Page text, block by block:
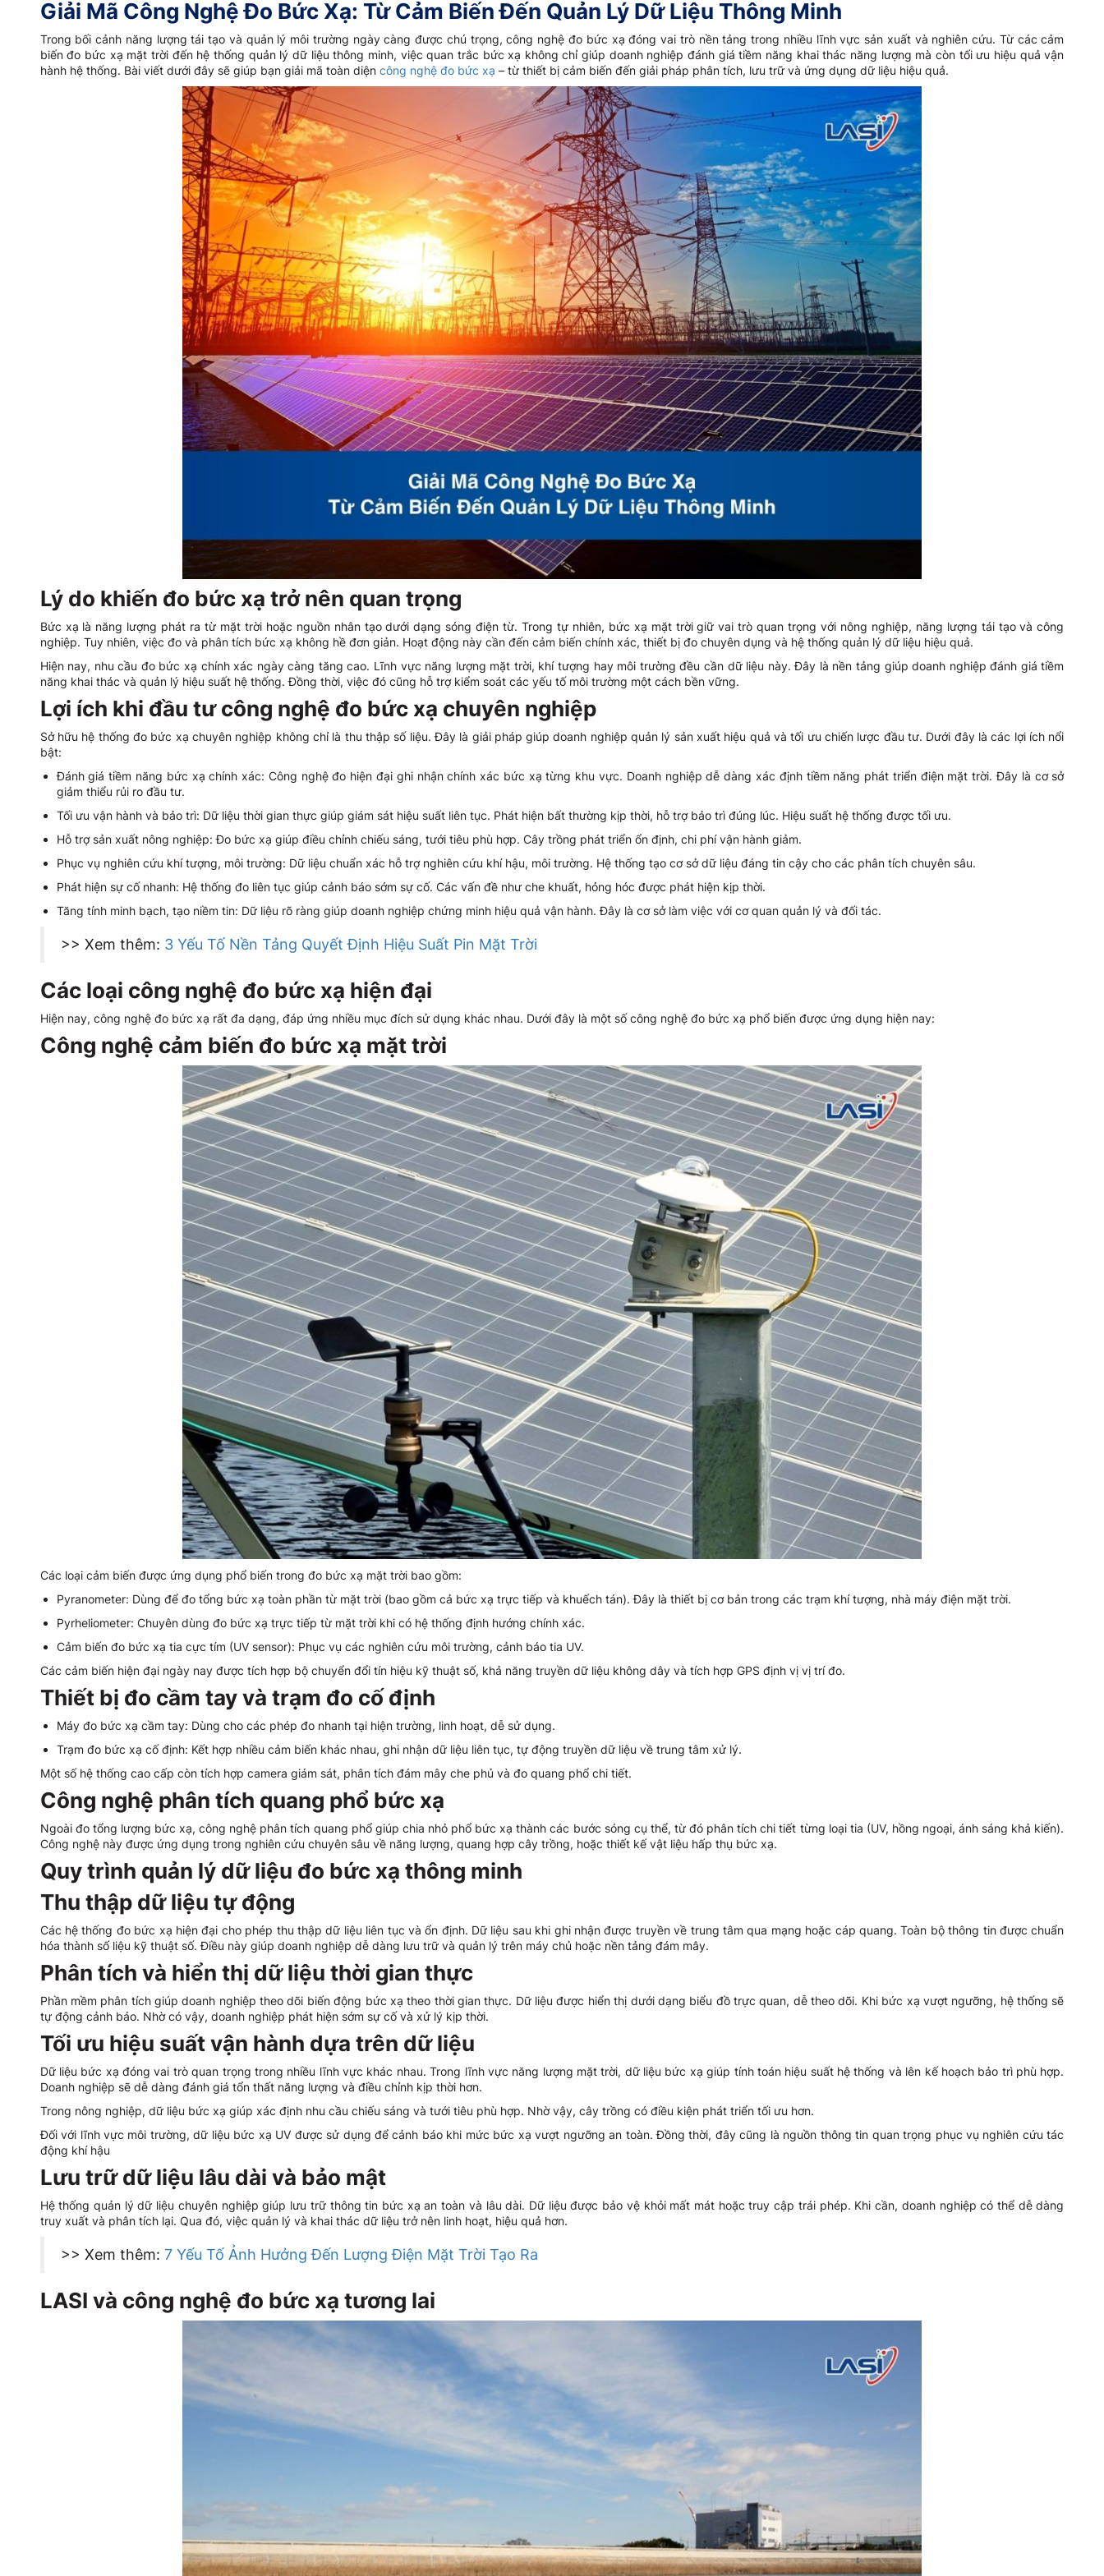
Giải Mã Công Nghệ Đo Bức Xạ: Từ Cảm Biến Đến Quản Lý Dữ Liệu Thông Minh
Trong bối cảnh năng lượng tái tạo và quản lý môi trường ngày càng được chú trọng, công nghệ đo bức xạ đóng vai trò nền tảng trong nhiều lĩnh vực sản xuất và nghiên cứu. Từ các cảm
biến đo bức xạ mặt trời đến hệ thống quản lý dữ liệu thông minh, việc quan trắc bức xạ không chỉ giúp doanh nghiệp đánh giá tiềm năng khai thác năng lượng mà còn tối ưu hiệu quả vận
hành hệ thống. Bài viết dưới đây sẽ giúp bạn giải mã toàn diện công nghệ đo bức xạ – từ thiết bị cảm biến đến giải pháp phân tích, lưu trữ và ứng dụng dữ liệu hiệu quả.
Lý do khiến đo bức xạ trở nên quan trọng
Bức xạ là năng lượng phát ra từ mặt trời hoặc nguồn nhân tạo dưới dạng sóng điện từ. Trong tự nhiên, bức xạ mặt trời giữ vai trò quan trọng với nông nghiệp, năng lượng tái tạo và công
nghiệp. Tuy nhiên, việc đo và phân tích bức xạ không hề đơn giản. Hoạt động này cần đến cảm biến chính xác, thiết bị đo chuyên dụng và hệ thống quản lý dữ liệu hiệu quả.
Hiện nay, nhu cầu đo bức xạ chính xác ngày càng tăng cao. Lĩnh vực năng lượng mặt trời, khí tượng hay môi trường đều cần dữ liệu này. Đây là nền tảng giúp doanh nghiệp đánh giá tiềm
năng khai thác và quản lý hiệu suất hệ thống. Đồng thời, việc đó cũng hỗ trợ kiểm soát các yếu tố môi trường một cách bền vững.
Lợi ích khi đầu tư công nghệ đo bức xạ chuyên nghiệp
Sở hữu hệ thống đo bức xạ chuyên nghiệp không chỉ là thu thập số liệu. Đây là giải pháp giúp doanh nghiệp quản lý sản xuất hiệu quả và tối ưu chiến lược đầu tư. Dưới đây là các lợi ích nổi
bật:
Đánh giá tiềm năng bức xạ chính xác: Công nghệ đo hiện đại ghi nhận chính xác bức xạ từng khu vực. Doanh nghiệp dễ dàng xác định tiềm năng phát triển điện mặt trời. Đây là cơ sở
giảm thiểu rủi ro đầu tư.
Tối ưu vận hành và bảo trì: Dữ liệu thời gian thực giúp giám sát hiệu suất liên tục. Phát hiện bất thường kịp thời, hỗ trợ bảo trì đúng lúc. Hiệu suất hệ thống được tối ưu.
Hỗ trợ sản xuất nông nghiệp: Đo bức xạ giúp điều chỉnh chiếu sáng, tưới tiêu phù hợp. Cây trồng phát triển ổn định, chi phí vận hành giảm.
Phục vụ nghiên cứu khí tượng, môi trường: Dữ liệu chuẩn xác hỗ trợ nghiên cứu khí hậu, môi trường. Hệ thống tạo cơ sở dữ liệu đáng tin cậy cho các phân tích chuyên sâu.
Phát hiện sự cố nhanh: Hệ thống đo liên tục giúp cảnh báo sớm sự cố. Các vấn đề như che khuất, hỏng hóc được phát hiện kịp thời.
Tăng tính minh bạch, tạo niềm tin: Dữ liệu rõ ràng giúp doanh nghiệp chứng minh hiệu quả vận hành. Đây là cơ sở làm việc với cơ quan quản lý và đối tác.
>> Xem thêm: 3 Yếu Tố Nền Tảng Quyết Định Hiệu Suất Pin Mặt Trời
Các loại công nghệ đo bức xạ hiện đại
Hiện nay, công nghệ đo bức xạ rất đa dạng, đáp ứng nhiều mục đích sử dụng khác nhau. Dưới đây là một số công nghệ đo bức xạ phổ biến được ứng dụng hiện nay:
Công nghệ cảm biến đo bức xạ mặt trời
Các loại cảm biến được ứng dụng phổ biến trong đo bức xạ mặt trời bao gồm:
Pyranometer: Dùng để đo tổng bức xạ toàn phần từ mặt trời (bao gồm cả bức xạ trực tiếp và khuếch tán). Đây là thiết bị cơ bản trong các trạm khí tượng, nhà máy điện mặt trời.
Pyrheliometer: Chuyên dùng đo bức xạ trực tiếp từ mặt trời khi có hệ thống định hướng chính xác.
Cảm biến đo bức xạ tia cực tím (UV sensor): Phục vụ các nghiên cứu môi trường, cảnh báo tia UV.
Các cảm biến hiện đại ngày nay được tích hợp bộ chuyển đổi tín hiệu kỹ thuật số, khả năng truyền dữ liệu không dây và tích hợp GPS định vị vị trí đo.
Thiết bị đo cầm tay và trạm đo cố định
Máy đo bức xạ cầm tay: Dùng cho các phép đo nhanh tại hiện trường, linh hoạt, dễ sử dụng.
Trạm đo bức xạ cố định: Kết hợp nhiều cảm biến khác nhau, ghi nhận dữ liệu liên tục, tự động truyền dữ liệu về trung tâm xử lý.
Một số hệ thống cao cấp còn tích hợp camera giám sát, phân tích đám mây che phủ và đo quang phổ chi tiết.
Công nghệ phân tích quang phổ bức xạ
Ngoài đo tổng lượng bức xạ, công nghệ phân tích quang phổ giúp chia nhỏ phổ bức xạ thành các bước sóng cụ thể, từ đó phân tích chi tiết từng loại tia (UV, hồng ngoại, ánh sáng khả kiến).
Công nghệ này được ứng dụng trong nghiên cứu chuyên sâu về năng lượng, quang hợp cây trồng, hoặc thiết kế vật liệu hấp thụ bức xạ.
Quy trình quản lý dữ liệu đo bức xạ thông minh
Thu thập dữ liệu tự động
Các hệ thống đo bức xạ hiện đại cho phép thu thập dữ liệu liên tục và ổn định. Dữ liệu sau khi ghi nhận được truyền về trung tâm qua mạng hoặc cáp quang. Toàn bộ thông tin được chuẩn
hóa thành số liệu kỹ thuật số. Điều này giúp doanh nghiệp dễ dàng lưu trữ và quản lý trên máy chủ hoặc nền tảng đám mây.
Phân tích và hiển thị dữ liệu thời gian thực
Phần mềm phân tích giúp doanh nghiệp theo dõi biến động bức xạ theo thời gian thực. Dữ liệu được hiển thị dưới dạng biểu đồ trực quan, dễ theo dõi. Khi bức xạ vượt ngưỡng, hệ thống sẽ
tự động cảnh báo. Nhờ có vậy, doanh nghiệp phát hiện sớm sự cố và xử lý kịp thời.
Tối ưu hiệu suất vận hành dựa trên dữ liệu
Dữ liệu bức xạ đóng vai trò quan trọng trong nhiều lĩnh vực khác nhau. Trong lĩnh vực năng lượng mặt trời, dữ liệu bức xạ giúp tính toán hiệu suất hệ thống và lên kế hoạch bảo trì phù hợp.
Doanh nghiệp sẽ dễ dàng đánh giá tổn thất năng lượng và điều chỉnh kịp thời hơn.
Trong nông nghiệp, dữ liệu bức xạ giúp xác định nhu cầu chiếu sáng và tưới tiêu phù hợp. Nhờ vậy, cây trồng có điều kiện phát triển tối ưu hơn.
Đối với lĩnh vực môi trường, dữ liệu bức xạ UV được sử dụng để cảnh báo khi mức bức xạ vượt ngưỡng an toàn. Đồng thời, đây cũng là nguồn thông tin quan trọng phục vụ nghiên cứu tác
động khí hậu
Lưu trữ dữ liệu lâu dài và bảo mật
Hệ thống quản lý dữ liệu chuyên nghiệp giúp lưu trữ thông tin bức xạ an toàn và lâu dài. Dữ liệu được bảo vệ khỏi mất mát hoặc truy cập trái phép. Khi cần, doanh nghiệp có thể dễ dàng
truy xuất và phân tích lại. Qua đó, việc quản lý và khai thác dữ liệu trở nên linh hoạt, hiệu quả hơn.
>> Xem thêm: 7 Yếu Tố Ảnh Hưởng Đến Lượng Điện Mặt Trời Tạo Ra
LASI và công nghệ đo bức xạ tương lai